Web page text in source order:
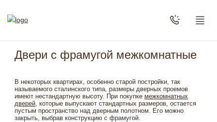
Двери с фрамугой межкомнатные
В некоторых квартирах, особенно старой постройки, так
называемого сталинского типа, размеры дверных проемов
имеют нестандартную высоту. При покупке межкомнатных
дверей, которые выпускают стандартных размеров, остается
пустым пространство над дверным полотном. Его можно
закрыть, выбрав конструкцию с фрамугой.